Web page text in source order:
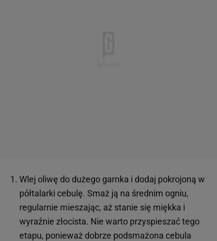
Wlej oliwę do dużego garnka i dodaj pokrojoną w
półtalarki cebulę. Smaż ją na średnim ogniu,
regularnie mieszając, aż stanie się miękka i
wyraźnie złocista. Nie warto przyspieszać tego
etapu, ponieważ dobrze podsmażona cebula